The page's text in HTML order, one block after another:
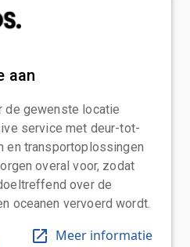
aan
de gewenste locatie
service met deur-tot-
en transportoplossingen
overal voor, zodat
over de
oceanen vervoerd wordt.
Meer informatie